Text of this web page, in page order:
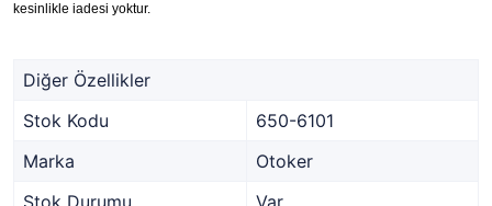
kesinlikle iadesi yoktur.
Diğer Özellikler
Stok Kodu
650-6101
Marka
Otoker
Stok Durumu
Var